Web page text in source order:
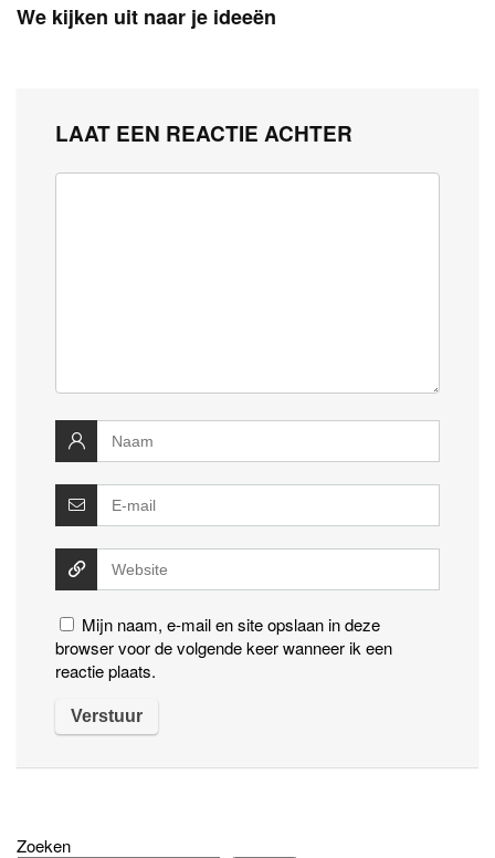
We kijken uit naar je ideeën
LAAT EEN REACTIE ACHTER
Mijn naam, e-mail en site opslaan in deze
browser voor de volgende keer wanneer ik een
reactie plaats.
Zoeken